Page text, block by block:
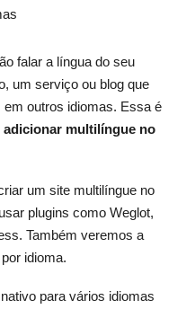
falar a língua do seu
um serviço ou blog que
outros idiomas. Essa é
adicionar multilíngue no
um site multilíngue no
plugins como Weglot,
Também veremos a
idioma.
para vários idiomas